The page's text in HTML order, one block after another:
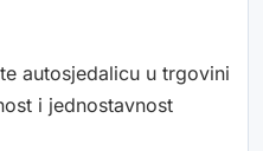
autosjedalicu u trgovini
i jednostavnost